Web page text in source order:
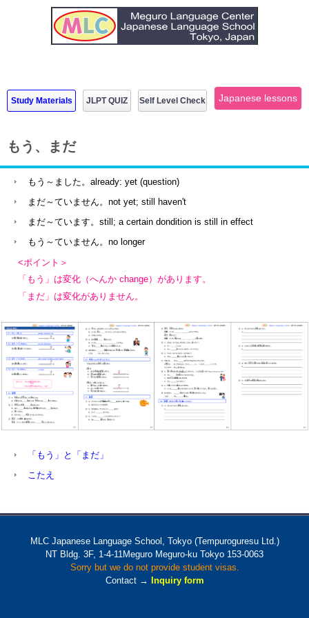
Study Materials JLPT QUIZ Self Level Check Japanese lessons
もう、まだ
もう～ました。already: yet (question)
まだ～ていません。not yet; still haven't
まだ～ています。still; a certain dondition is still in effect
もう～ていません。no longer
<ポイント＞
「もう」は変化（へんか change）があります。
「まだ」は変化がありません。
「もう」と「まだ」
こたえ
MLC Japanese Language School, Tokyo (Tempuroguresu Ltd.)
NT Bldg. 3F, 1-4-11Meguro Meguro-ku Tokyo 153-0063
Sorry but we do not provide student visas.
Contact →
Inquiry form